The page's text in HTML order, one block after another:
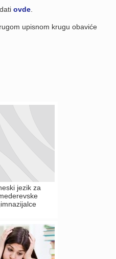
ovde.
upisnom krugu obaviće
jezik za